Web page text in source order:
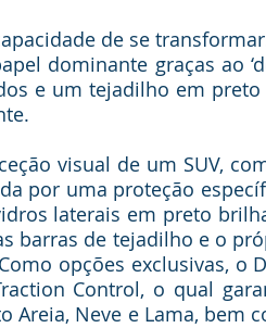
de se
dominante graças ao
e um tejadilho em
visual de um SUV,
por uma proteção
laterais em preto
barras de tejadilho e o
opções exclusivas, o
Control, o qual
Neve e Lama, bem